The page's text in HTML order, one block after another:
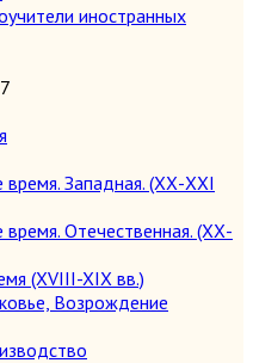
иностранных
7
Западная. (ХХ-ХХI
Отечественная. (ХХ-
(XVIII-XIX вв.)
Возрождение